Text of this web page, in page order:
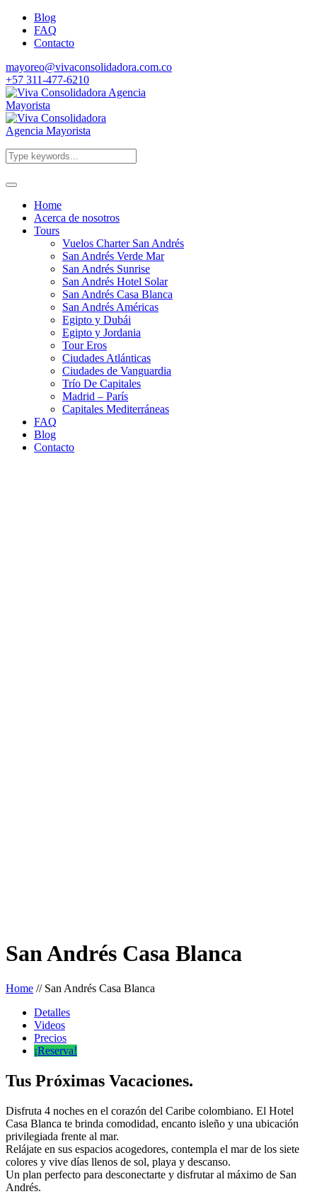
Blog
FAQ
Contacto
mayoreo@vivaconsolidadora.com.co
+57 311-477-6210
Home
Acerca de nosotros
Tours
Vuelos Charter San Andrés
San Andrés Verde Mar
San Andrés Sunrise
San Andrés Hotel Solar
San Andrés Casa Blanca
San Andrés Américas
Egipto y Dubái
Egipto y Jordania
Tour Eros
Ciudades Atlánticas
Ciudades de Vanguardia
Trío De Capitales
Madrid – París
Capitales Mediterráneas
FAQ
Blog
Contacto
San Andrés Casa Blanca
Home // San Andrés Casa Blanca
Detalles
Videos
Precios
¡Reserva!
Tus Próximas Vacaciones.
Disfruta 4 noches en el corazón del Caribe colombiano. El Hotel
Casa Blanca te brinda comodidad, encanto isleño y una ubicación
privilegiada frente al mar.
Relájate en sus espacios acogedores, contempla el mar de los siete
colores y vive días llenos de sol, playa y descanso.
Un plan perfecto para desconectarte y disfrutar al máximo de San
Andrés.